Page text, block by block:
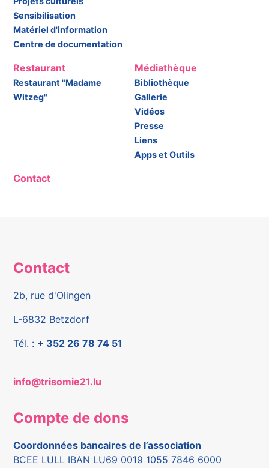
Sensibilisation
Matériel d'information
Centre de documentation
Restaurant
Restaurant "Madame
Witzeg"
Médiathèque
Bibliothèque
Gallerie
Vidéos
Presse
Liens
Apps et Outils
Contact
Contact
2b, rue d'Olingen
L-6832 Betzdorf
Tél. : + 352 26 78 74 51
info@trisomie21.lu
Compte de dons
Coordonnées bancaires de l’association
BCEE LULL IBAN LU69 0019 1055 7846 6000